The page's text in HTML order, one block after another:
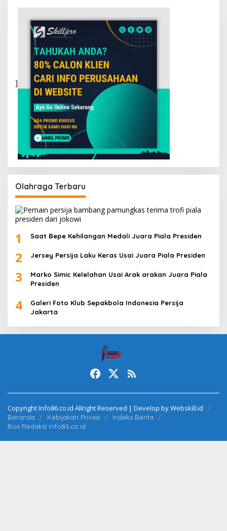
]
Olahraga Terbaru
1 Saat Bepe Kehilangan Medali Juara Piala Presiden
2 Jersey Persija Laku Keras Usai Juara Piala Presiden
3
Marko Simic Kelelahan Usai Arak arakan Juara Piala
Presiden
4
Galeri Foto Klub Sepakbola Indonesia Persija
Jakarta
Copyright Info86.co.id Allright Reserved | Develop by Webskill.id
Beranda Kebijakan Privasi
Indeks Berita
Box Redaksi info86.co.id